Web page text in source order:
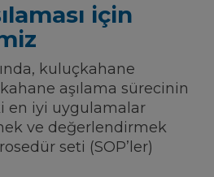
için
kuluçkahane
aşılama sürecinin
en iyi uygulamalar
ve değerlendirmek
seti (SOP’ler)